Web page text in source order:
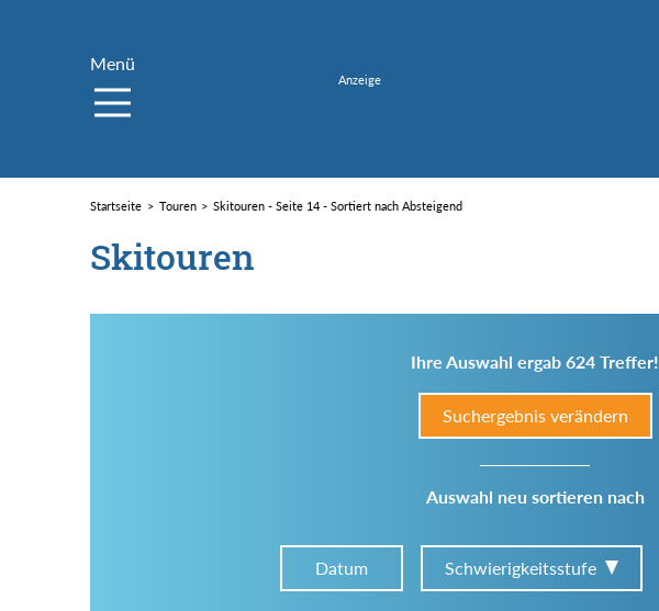
Menü
Startseite Touren Skitouren - Seite 14 - Sortiert nach Absteigend
Skitouren
Ihre Auswahl ergab 624 Treffer!
Suchergebnis verändern
Auswahl neu sortieren nach
Datum Schwierigkeitsstufe